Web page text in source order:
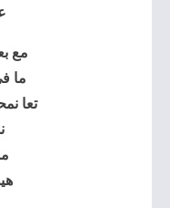
مع
ما
تعا